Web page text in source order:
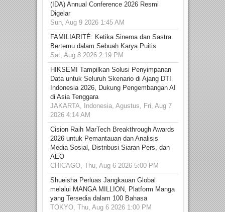
(IDA) Annual Conference 2026 Resmi
Digelar
Sun, Aug 9 2026 1:45 AM
FAMILIARITÉ: Ketika Sinema dan Sastra
Bertemu dalam Sebuah Karya Puitis
Sat, Aug 8 2026 2:19 PM
HIKSEMI Tampilkan Solusi Penyimpanan
Data untuk Seluruh Skenario di Ajang DTI
Indonesia 2026, Dukung Pengembangan AI
di Asia Tenggara
JAKARTA, Indonesia, Agustus, Fri, Aug 7
2026 4:14 AM
Cision Raih MarTech Breakthrough Awards
2026 untuk Pemantauan dan Analisis
Media Sosial, Distribusi Siaran Pers, dan
AEO
CHICAGO, Thu, Aug 6 2026 5:00 PM
Shueisha Perluas Jangkauan Global
melalui MANGA MILLION, Platform Manga
yang Tersedia dalam 100 Bahasa
TOKYO, Thu, Aug 6 2026 1:00 PM